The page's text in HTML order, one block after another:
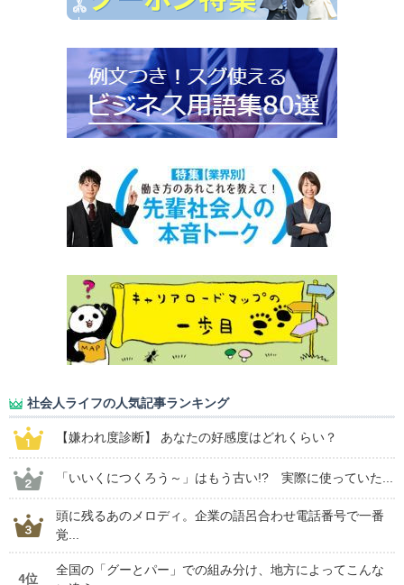
社会人ライフの人気記事ランキング
【嫌われ度診断】 あなたの好感度はどれくらい？
「いいくにつくろう～」はもう古い!? 実際に使っていた...
頭に残るあのメロディ。企業の語呂合わせ電話番号で一番
覚...
4位
全国の「グーとパー」での組み分け、地方によってこんな